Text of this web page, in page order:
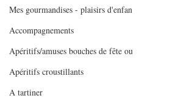
Mes gourmandises - plaisirs d'enfan
Accompagnements
Apéritifs/amuses bouches de fête ou
Apéritifs croustillants
A tartiner